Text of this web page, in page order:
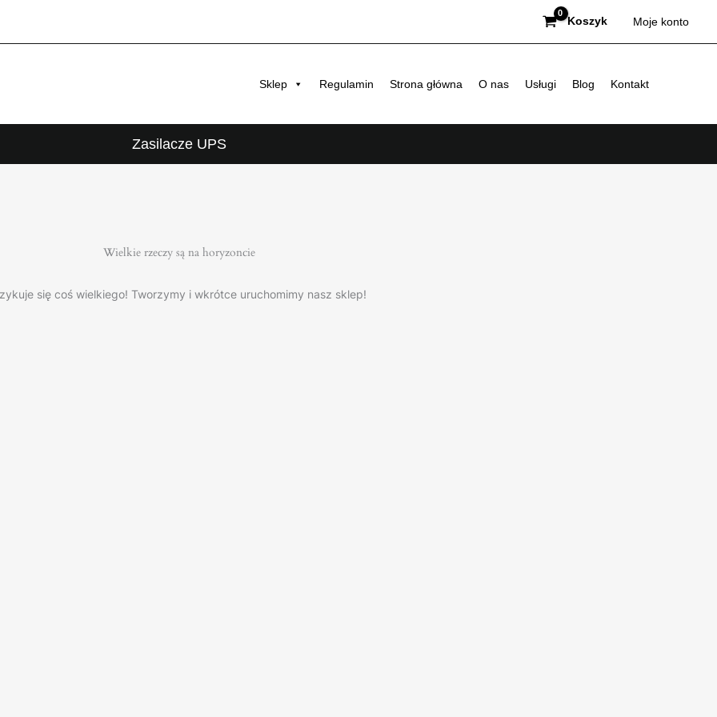
Koszyk Moje konto
Sklep Regulamin Strona główna O nas Usługi Blog Kontakt
Zasilacze UPS
Wielkie rzeczy są na horyzoncie
się coś wielkiego! Tworzymy i wkrótce uruchomimy nasz sklep!